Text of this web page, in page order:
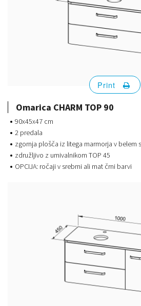
Omarica CHARM TOP 90
90x45x47 cm
2 predala
zgornja plošča iz litega marmorja v belem
združljivo z umivalnikom TOP 45
OPCIJA: ročaji v srebrni ali mat črni barvi
Print